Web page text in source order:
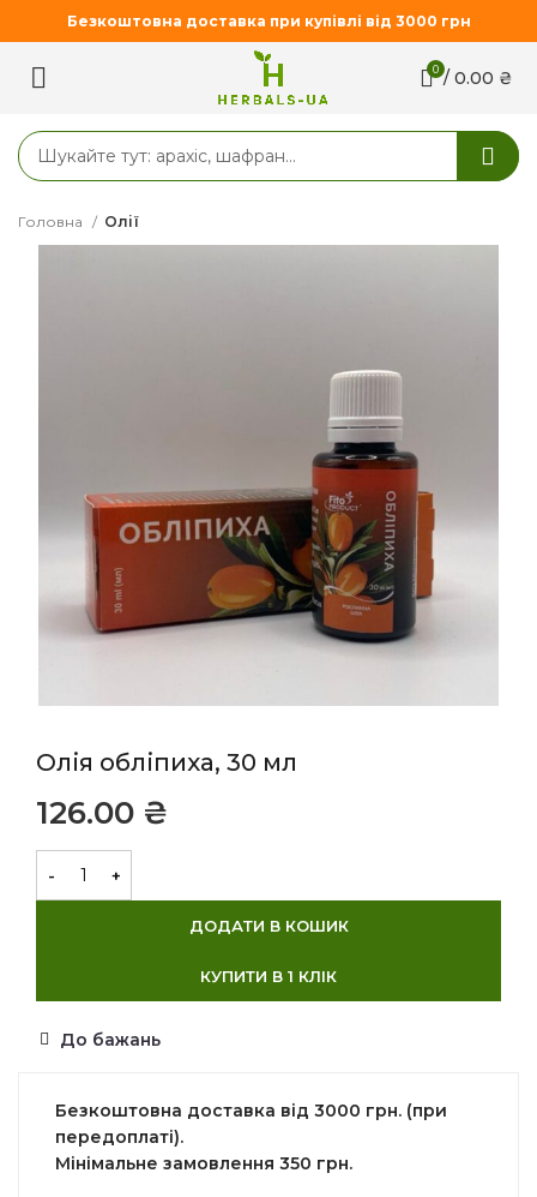
0 / 0.00 ₴
Головна Олії
Олія обліпиха, 30 мл
₴
ДОДАТИ В КОШИК
КУПИТИ В 1 КЛІК
Безкоштовна доставка від 3000 грн. (при
передоплаті).
Мінімальне замовлення 350 грн.
До бажань
Безкоштовна доставка при купівлі від 3000 грн